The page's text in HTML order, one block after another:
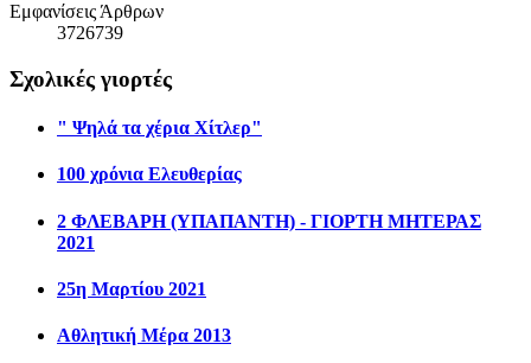
Εμφανίσεις Άρθρων
3726739
Σχολικές γιορτές
" Ψηλά τα χέρια Χίτλερ"
100 χρόνια Ελευθερίας
2 ΦΛΕΒΑΡΗ (ΥΠΑΠΑΝΤΗ) - ΓΙΟΡΤΗ ΜΗΤΕΡΑΣ
2021
25η Μαρτίου 2021
Αθλητική Μέρα 2013